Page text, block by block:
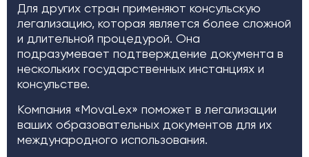
Для других стран применяют консульскую
легализацию, которая является более сложной
и длительной процедурой. Она
подразумевает подтверждение документа в
нескольких государственных инстанциях и
консульстве.
Компания «MovaLex» поможет в легализации
ваших образовательных документов для их
международного использования.